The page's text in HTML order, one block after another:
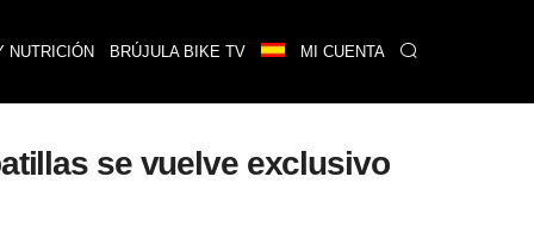
NUTRICIÓN BRÚJULA BIKE TV MI CUENTA
se vuelve exclusivo